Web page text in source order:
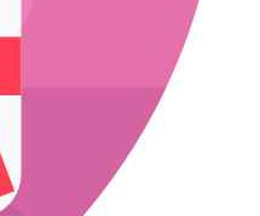
расходники